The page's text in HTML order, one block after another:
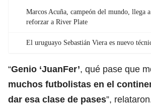
Marcos Acuña, campeón del mundo, llega
reforzar a River Plate
El uruguayo Sebastián Viera es nuevo
“Genio ‘JuanFer’, qué pase que
muchos futbolistas en el
dar esa clase de pases”,